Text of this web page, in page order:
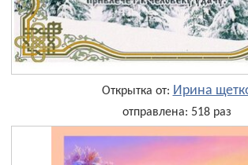
Открытка от: Ирина
отправлена: 518 раз